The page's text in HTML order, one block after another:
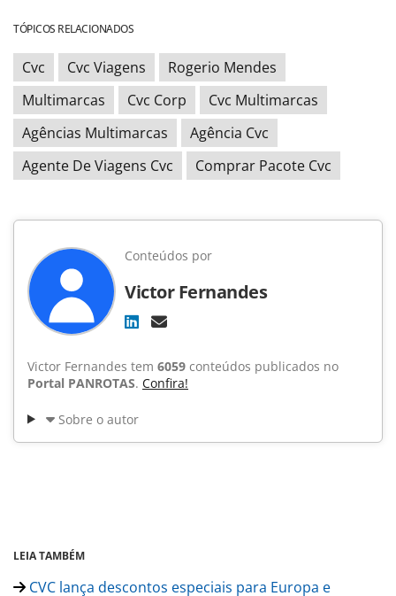
TÓPICOS RELACIONADOS
Cvc Cvc Viagens
Rogerio Mendes
Multimarcas
Cvc Corp
Cvc Multimarcas
Agências Multimarcas
Agência Cvc
Agente De Viagens Cvc
Comprar Pacote Cvc
Conteúdos por
Victor Fernandes
Victor Fernandes tem 6059 conteúdos publicados no
Portal PANROTAS. Confira!
Sobre o autor
LEIA TAMBÉM
CVC lança descontos especiais para Europa e